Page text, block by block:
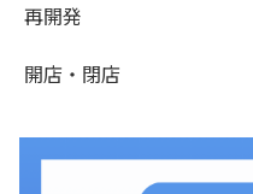
再開発
開店・閉店